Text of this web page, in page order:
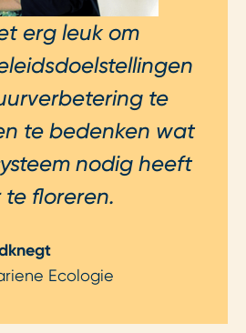
erg leuk om
te
te bedenken wat
nodig heeft
floreren.
Ecologie